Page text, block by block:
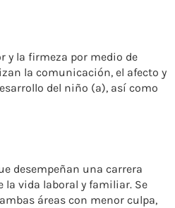
y la firmeza por medio de
la comunicación, el afecto y
del niño (a), así como
desempeñan una carrera
la vida laboral y familiar. Se
áreas con menor culpa,